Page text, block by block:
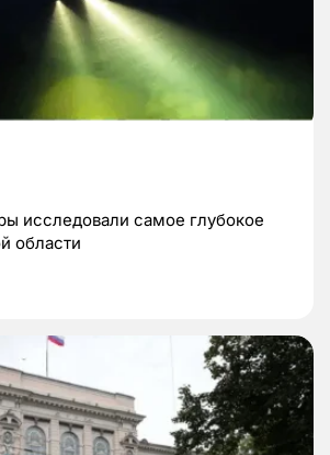
исследовали самое глубокое
области